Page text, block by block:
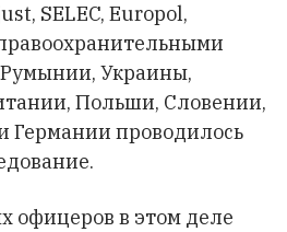
SELEC, Europol,
Украины,
Польши, Словении,
Германии проводилось
офицеров в этом деле